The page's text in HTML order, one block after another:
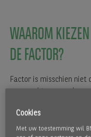
WAAROM
DE FACTOR?
Factor is misschien niet
start, leert alles stap
indruk van hoe werken
Cookies
Met uw toestemming wil